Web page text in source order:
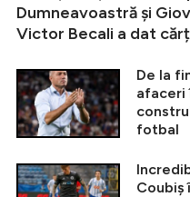
Dumneavoastră și
Victor Becali a dat
De la
afaceri
fotbal
Coubiș